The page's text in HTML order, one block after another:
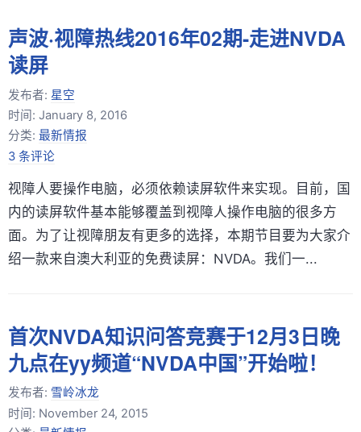
声波·视障热线2016年02期-走进NVDA
读屏
发布者: 星空
时间: January 8, 2016
分类: 最新情报
3 条评论
视障人要操作电脑，必须依赖读屏软件来实现。目前，国
内的读屏软件基本能够覆盖到视障人操作电脑的很多方
面。为了让视障朋友有更多的选择，本期节目要为大家介
绍一款来自澳大利亚的免费读屏：NVDA。我们一...
首次NVDA知识问答竞赛于12月3日晚
九点在yy频道“NVDA中国”开始啦！
发布者: 雪岭冰龙
时间: November 24, 2015